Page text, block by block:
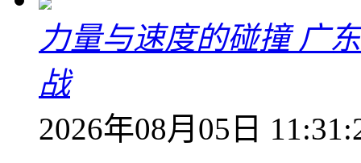
力量与速度的碰撞 广
战
2026年08月05日